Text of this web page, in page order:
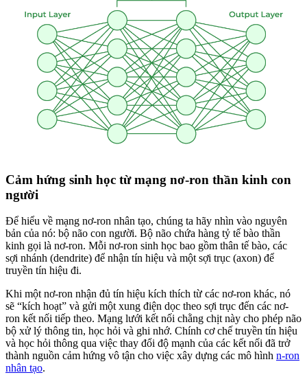
Cảm hứng sinh học từ mạng nơ-ron thần kinh con
người
Để hiểu về mạng nơ-ron nhân tạo, chúng ta hãy nhìn vào nguyên
bản của nó: bộ não con người. Bộ não chứa hàng tỷ tế bào thần
kinh gọi là nơ-ron. Mỗi nơ-ron sinh học bao gồm thân tế bào, các
sợi nhánh (dendrite) để nhận tín hiệu và một sợi trục (axon) để
truyền tín hiệu đi.
Khi một nơ-ron nhận đủ tín hiệu kích thích từ các nơ-ron khác, nó
sẽ “kích hoạt” và gửi một xung điện dọc theo sợi trục đến các nơ-
ron kết nối tiếp theo. Mạng lưới kết nối chằng chịt này cho phép não
bộ xử lý thông tin, học hỏi và ghi nhớ. Chính cơ chế truyền tín hiệu
và học hỏi thông qua việc thay đổi độ mạnh của các kết nối đã trở
thành nguồn cảm hứng vô tận cho việc xây dựng các mô hình n-ron
nhân tạo.